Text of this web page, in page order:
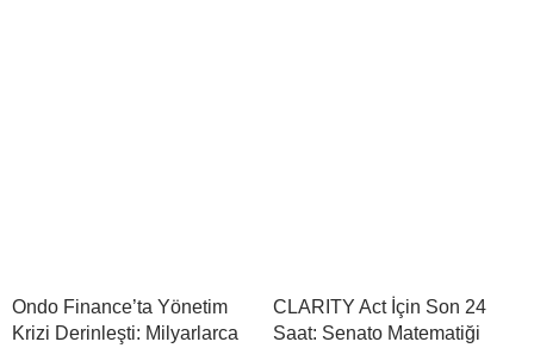
Ondo Finance’ta Yönetim
Krizi Derinleşti: Milyarlarca
CLARITY Act İçin Son 24
Saat: Senato Matematiği